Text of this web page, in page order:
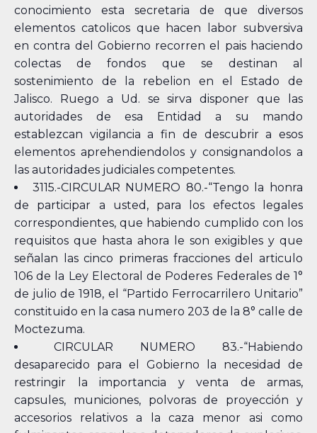
conocimiento esta secretaria de que diversos
elementos catolicos que hacen labor subversiva
en contra del Gobierno recorren el pais haciendo
colectas de fondos que se destinan al
sostenimiento de la rebelion en el Estado de
Jalisco. Ruego a Ud. se sirva disponer que las
autoridades de esa Entidad a su mando
establezcan vigilancia a fin de descubrir a esos
elementos aprehendiendolos y consignandolos a
las autoridades judiciales competentes.
3115.-CIRCULAR NUMERO 80.-“Tengo la honra
de participar a usted, para los efectos legales
correspondientes, que habiendo cumplido con los
requisitos que hasta ahora le son exigibles y que
señalan las cinco primeras fracciones del articulo
106 de la Ley Electoral de Poderes Federales de 1°
de julio de 1918, el “Partido Ferrocarrilero Unitario”
constituido en la casa numero 203 de la 8° calle de
Moctezuma.
CIRCULAR NUMERO 83.-“Habiendo
desaparecido para el Gobierno la necesidad de
restringir la importancia y venta de armas,
capsules, municiones, polvoras de proyección y
accesorios relativos a la caza menor asi como